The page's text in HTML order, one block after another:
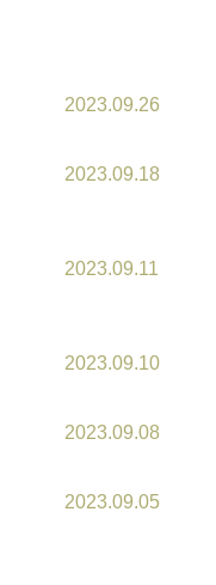
2023.09.26
2023.09.18
2023.09.11
2023.09.10
2023.09.08
2023.09.05